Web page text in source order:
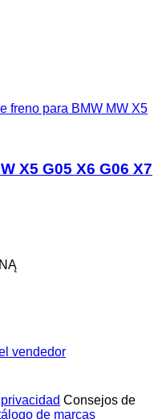
freno para BMW MW X5
X5 G05 X6 G06 X7
vendedor
Consejos de
de marcas